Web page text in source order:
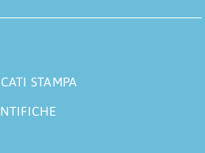
STAMPA